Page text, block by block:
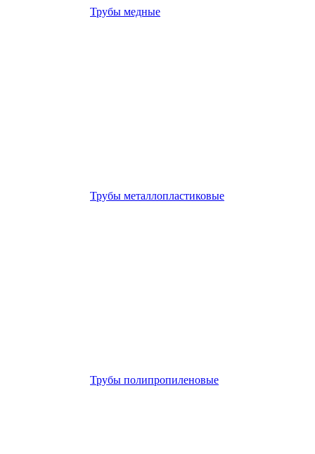
Трубы медные
Трубы металлопластиковые
Трубы полипропиленовые